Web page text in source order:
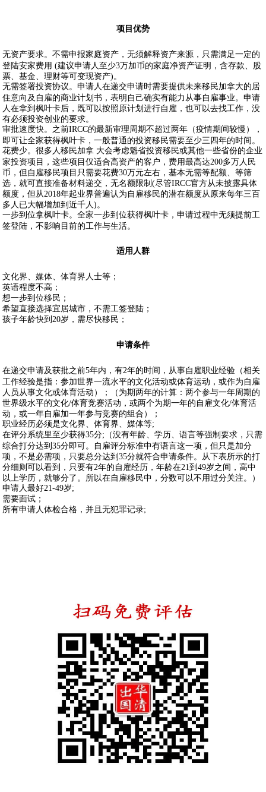
项目优势
无资产要求。不需申报家庭资产，无须解释资产来源，只需满足一定的
登陆安家费用 (建议申请人至少3万加币的家庭净资产证明，含存款、股
票、基金、理财等可变现资产)。
无需签署投资协议。申请人在递交申请时需要提供未来移民加拿大的居
住意向及自雇的商业计划书，表明自己确实有能力从事自雇事业。申请
人在拿到枫叶卡后，既可以按照原计划进行自雇，也可以去找工作，没
有必须投资创业的要求。
审批速度快。之前IRCC的最新审理周期不超过两年（疫情期间较慢），
即可让全家获得枫叶卡，一般普通的投资移民需要至少三四年的时间。
花费少。很多人移民加拿 大会考虑魁省投资移民或其他一些省份的企业
家投资项目，这些项目仅适合高资产的客户，费用最高达200多万人民
币，但自雇移民项目只需要花费30万元左右，基本无需等配额、等筛
选，就可直接准备材料递交，无名额限制(尽管IRCC官方从未披露具体
额度，但从2018年起业界普遍认为自雇移民的潜在额度从原来每年三百
多人已大幅增加到近千人)。
一步到位拿枫叶卡。全家一步到位获得枫叶卡，申请过程中无须提前工
签登陆，不影响目前的工作与生活。
适用人群
文化界、媒体、体育界人士等；
英语程度不高；
想一步到位移民；
希望直接选择宜居城市，不需工签登陆；
孩子年龄快到20岁，需尽快移民；
申请条件
在递交申请及获批之前5年内，有2年的时间，从事自雇职业经验（相关
工作经验是指：参加世界一流水平的文化活动或体育运动，或作为自雇
人员从事文化或体育活动）；（为期两年的计算：两个参与一年周期的
世界级水平的文化/体育竞赛活动，或两个为期一年的自雇文化/体育活
动，或一年自雇加一年参与竞赛的组合）；
职业经历必须是文化界、体育界、媒体等;
在评分系统里至少获得35分;（没有年龄、学历、语言等强制要求，只需
综合打分达到35分即可。自雇评分标准中有语言这一项，但只是加分
项，不是必需项，只要总分达到35分就符合申请条件。从下表所示的打
分细则可以看到，只要有2年的自雇经历，年龄在21到49岁之间，高中
以上学历，就够分了。所以在自雇移民中，分数可以不用过分关注。）
申请人最好21-49岁;
需要面试；
所有申请人体检合格，并且无犯罪记录;